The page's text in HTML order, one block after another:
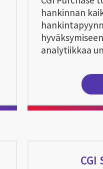
hankinnan
analytiikkaa
CGI